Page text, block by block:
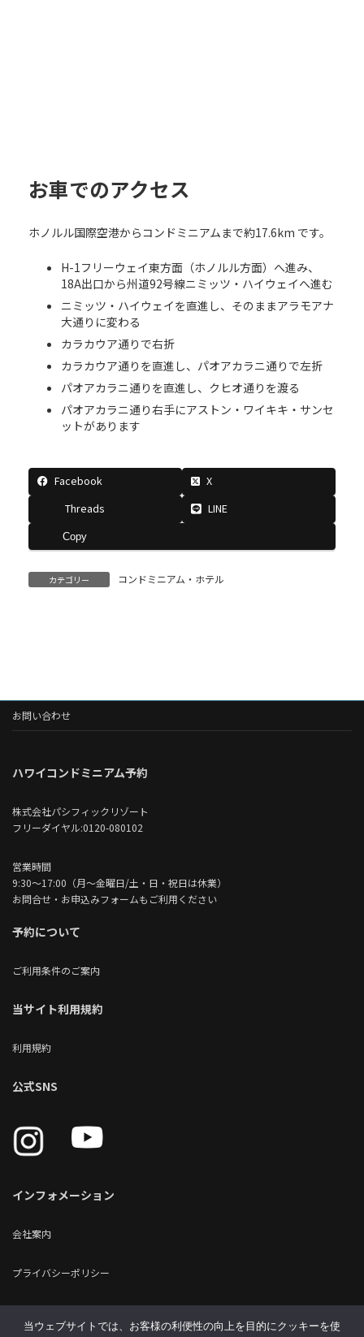
お車でのアクセス
ホノルル国際空港からコンドミニアムまで約17.6km です。
H-1フリーウェイ東方面（ホノルル方面）へ進み、
18A出口から州道92号線ニミッツ・ハイウェイへ進む
ニミッツ・ハイウェイを直進し、そのままアラモアナ
大通りに変わる
カラカウア通りで右折
カラカウア通りを直進し、パオアカラニ通りで左折
パオアカラニ通りを直進し、クヒオ通りを渡る
パオアカラニ通り右手にアストン・ワイキキ・サンセ
ットがあります
Facebook
X
Threads
LINE
Copy
カテゴリー コンドミニアム・ホテル
お問い合わせ
ハワイコンドミニアム予約
株式会社パシフィックリゾート
フリーダイヤル:0120-080102
営業時間
9:30～17:00（月～金曜日/土・日・祝日は休業）
お問合せ・お申込みフォームもご利用ください
予約について
ご利用条件のご案内
当サイト利用規約
利用規約
公式SNS
インフォメーション
会社案内
プライバシーポリシー
当ウェブサイトでは、お客様の利便性の向上を目的にクッキーを使